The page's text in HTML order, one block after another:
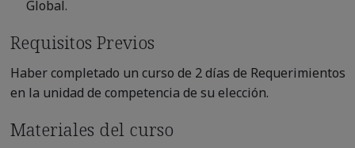
Global.
Requisitos Previos
Haber completado un curso de 2 días de Requerimientos
en la unidad de competencia de su elección.
Materiales del curso